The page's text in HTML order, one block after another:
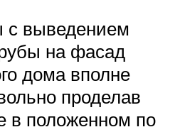
с выведением
на фасад
дома вполне
проделав
в положенном по